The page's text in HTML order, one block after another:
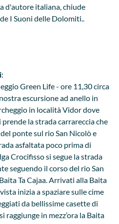
d'autore italiana, chiude
I Suoni delle Dolomiti..
:
Green Life - ore 11,30 circa
escursione ad anello in
in località Vidor dove
la strada carrareccia che
ponte sul rio San Nicolò e
asfaltata poco prima di
Crocifisso si segue la strada
seguendo il corso del rio San
Ta Cajaa. Arrivati alla Baita
inizia a spaziare sulle cime
da bellissime casette di
raggiunge in mezz’ora la Baita